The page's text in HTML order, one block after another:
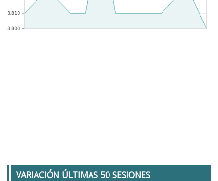
VARIACIÓN ÚLTIMAS 50 SESIONES